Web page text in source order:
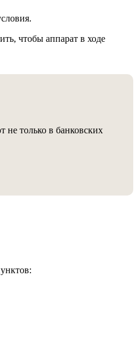
чтобы аппарат в ходе
не только в банковских